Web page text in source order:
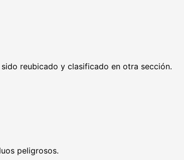
reubicado y clasificado en otra sección.
peligrosos.